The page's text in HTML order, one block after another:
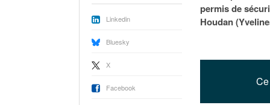
permis de
Houdan
Linkedin
Bluesky
X
Facebook